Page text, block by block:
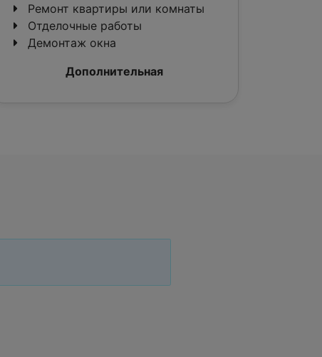
Ремонт квартиры или комнаты
Отделочные работы
Демонтаж окна
Дополнительная